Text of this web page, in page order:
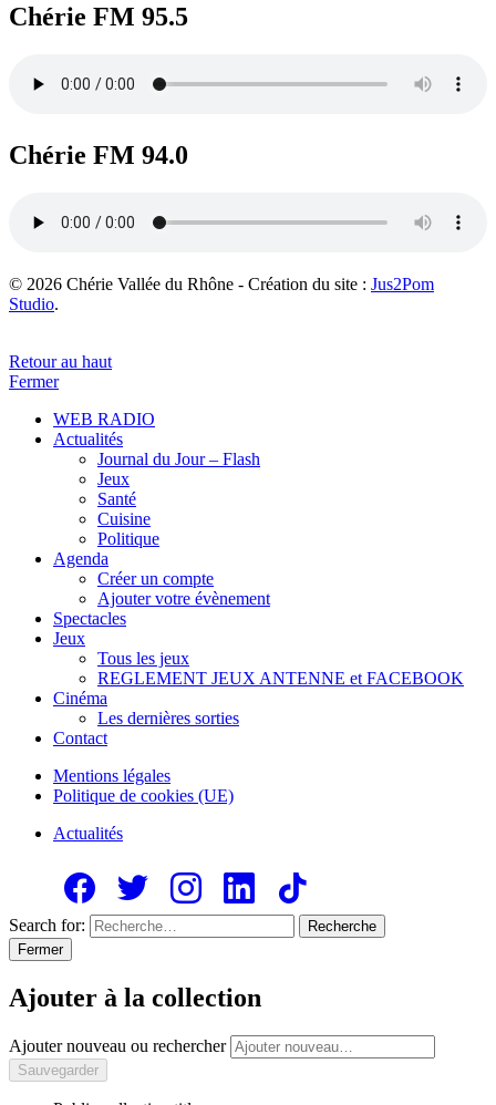
Chérie FM 95.5
Chérie FM 94.0
© 2026 Chérie Vallée du Rhône - Création du site : Jus2Pom
Studio.
Retour au haut
Fermer
WEB RADIO
Actualités
Journal du Jour – Flash
Jeux
Santé
Cuisine
Politique
Agenda
Créer un compte
Ajouter votre évènement
Spectacles
Jeux
Tous les jeux
REGLEMENT JEUX ANTENNE et FACEBOOK
Cinéma
Les dernières sorties
Contact
Mentions légales
Politique de cookies (UE)
Actualités
Search for:
Recherche
Fermer
Ajouter à la collection
Ajouter nouveau ou rechercher